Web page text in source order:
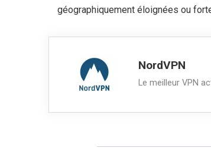
géographiquement éloignées ou
NordVPN
Le meilleur VPN